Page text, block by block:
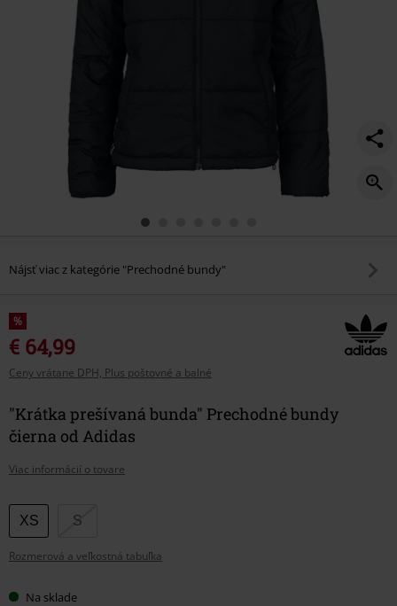
Nájsť viac z kategórie "Prechodné bundy"
%
€ 64,99
Ceny vrátane DPH, Plus poštovné a balné
"Krátka prešívaná bunda" Prechodné bundy
čierna od Adidas
Viac informácií o tovare
Vyberte
si
veľkosť
XS S
Rozmerová a veľkostná tabuľka
Na sklade